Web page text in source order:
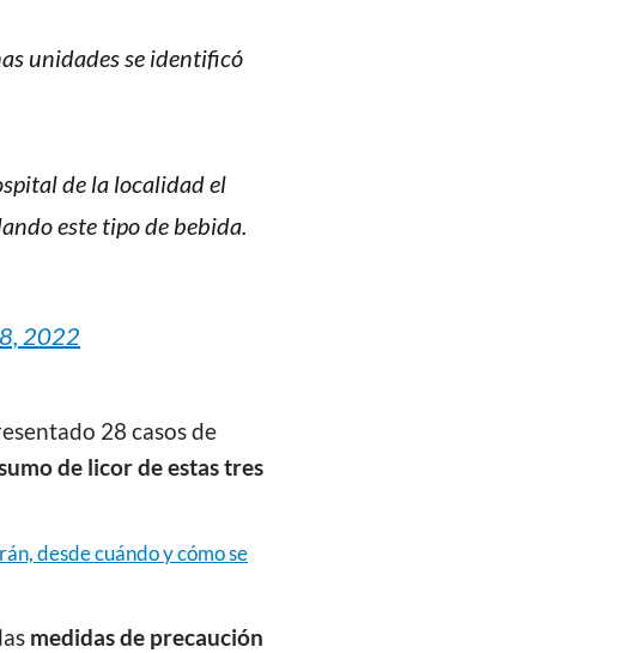
unidades se identificó
de la localidad el
este tipo de bebida.
2022
28 casos de
de licor de estas tres
desde cuándo y cómo se
medidas de precaución